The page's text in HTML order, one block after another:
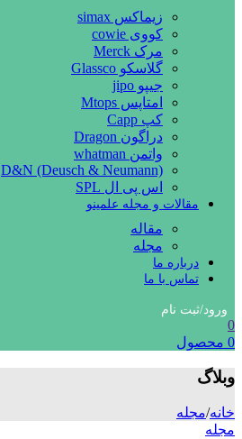
زیماکس simax
کووی cowie
مرک Merck
گلاسکو Glassco
جیپو jipo
امتاپس Mtops
کپ Capp
دراگون Dragon
واتمن whatman
D&N (Deusch & Neumann)
اس پی ال SPL
مقالات و مجله علمینو
مقاله
مجله
درباره ما
تماس با ما
ورود/ثبت نام
0
0 محصول
وبلاگ
خانه/مجله
مجله